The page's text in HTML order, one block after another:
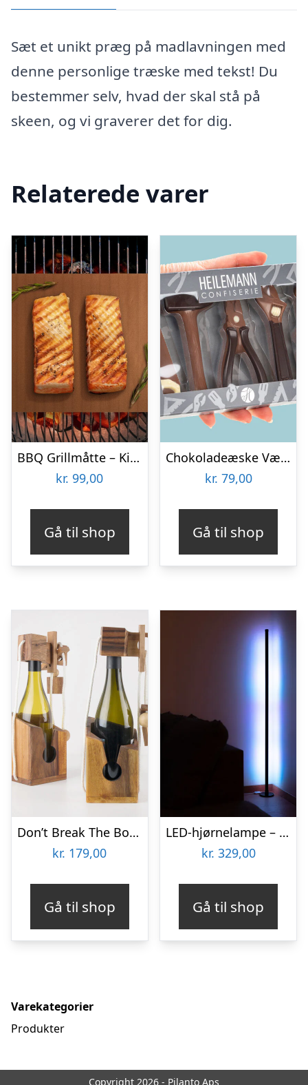
Sæt et unikt præg på madlavningen med
denne personlige træske med tekst! Du
bestemmer selv, hvad der skal stå på
skeen, og vi graverer det for dig.
Relaterede varer
BBQ Grillmåtte – KitchPro
kr. 99,00
Gå til shop
Chokoladeæske Værktøj
kr. 79,00
Gå til shop
Don’t Break The Bottle
kr. 179,00
Gå til shop
LED-hjørnelampe – Vooni
kr. 329,00
Gå til shop
Varekategorier
Produkter
Copyright 2026 - Pilanto Aps